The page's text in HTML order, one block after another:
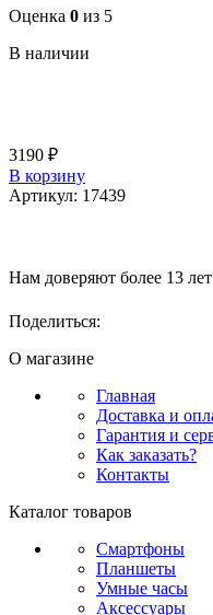
Оценка 0 из 5
В наличии
3190 ₽
В корзину
Артикул: 17439
Нам доверяют более 13
Поделиться:
О магазине
Главная
Доставка и
Гарантия и
Как заказать?
Контакты
Каталог товаров
Смартфоны
Планшеты
Умные часы
Аксессуары